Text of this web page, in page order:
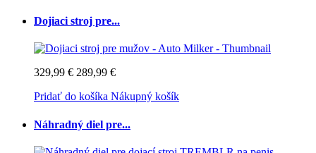
Dojiaci stroj pre...
329,99 € 289,99 €
Pridať do košíka Nákupný košík
Náhradný diel pre...